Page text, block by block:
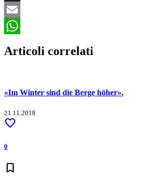
X
Email
Articoli correlati
«Im Winter sind die Berge höher».
21.11.2018
favorite
0
bookmark